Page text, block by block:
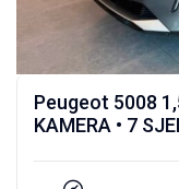
Peugeot 5008
KAMERA • 7